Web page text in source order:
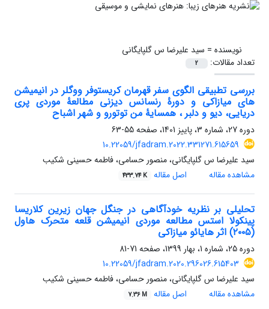
نویسنده = سید علیرضا س گلپایگانی
تعداد مقالات:
2
بررسی تطبیقی الگوی سفر قهرمان کریستوفر ووگلر در انیمیشن
های میازاکی و دورۀ رنسانس دیزنی مطالعۀ موردی پری
دریایی، دیو و دلبر ، همسایۀ من توتورو و شهر اشباح
دوره 27، شماره 3، پاییز 1401، صفحه
55-63
10.22059/jfadram.2022.331271.615659
سید علیرضا س گلپایگانی، منصور حسامی، فاطمه حسینی شکیب
مشاهده مقاله
اصل مقاله 433.74 K
تحلیلی بر نظریه خودآگاهی در جنگل جهان زیرین کلاریسا
پینکولا استس مطالعه موردی انیمیشن قلعه متحرک هاول
(۲۰۰۵) اثر هایائو میازاکی
دوره 25، شماره 1، بهار 1399، صفحه
71-81
10.22059/jfadram.2020.296026.615403
سید علیرضا س گلپایگانی، منصور حسامی، فاطمه حسینی شکیب
مشاهده مقاله
اصل مقاله 7.36 M